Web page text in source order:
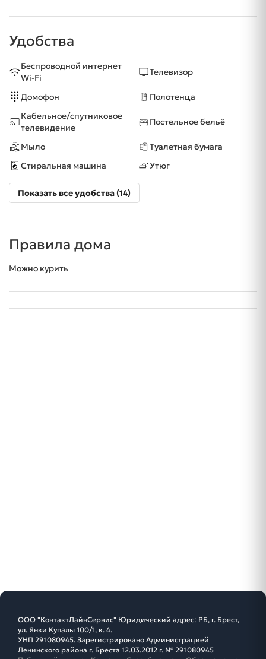
Удобства
Беспроводной интернет
Wi-Fi
Телевизор
Домофон
Полотенца
Кабельное/спутниковое
телевидение
Постельное бельё
Мыло
Туалетная бумага
Стиральная машина
Утюг
Показать все удобства (14)
Правила дома
Можно курить
ООО "КонтактЛайнСервис" Юридический адрес: РБ, г. Брест,
ул. Янки Купалы 100/1, к. 4.
УНП 291080945. Зарегистрировано Администрацией
Ленинского района г. Бреста 12.03.2012 г. № 291080945